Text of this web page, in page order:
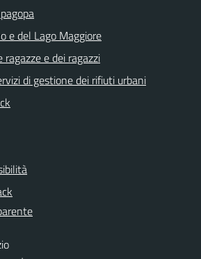
e del Lago Maggiore
e dei ragazzi
di gestione dei rifiuti urbani